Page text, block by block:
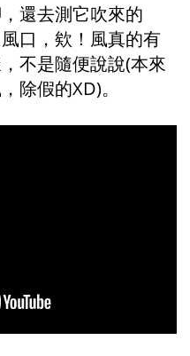
還去測它吹來的
口，欸！風真的有
不是隨便說說(本來
除假的XD)。